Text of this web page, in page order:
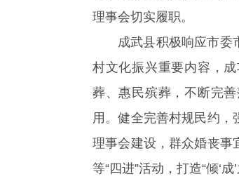
理事会切实履职。
成武县积极响应市委
村文化振兴重要内容，
葬、惠民殡葬，不断完
用。健全完善村规民约，
理事会建设，群众婚丧事
等“四进”活动，打造“倾‘